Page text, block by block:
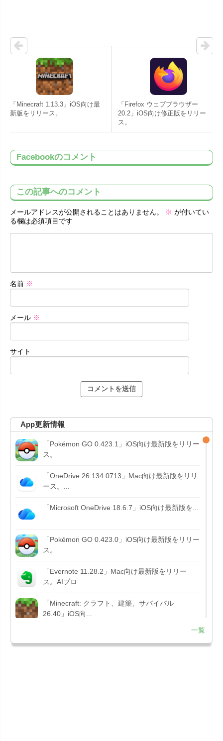
「Minecraft 1.13.3」iOS向け最
新版をリリース。
「Firefox ウェブブラウザー
20.2」iOS向け修正版をリリー
ス。
Facebookのコメント
この記事へのコメント
メールアドレスが公開されることはありません。 ※ が付いてい
る欄は必須項目です
名前 ※
メール ※
サイト
App更新情報
「Pokémon GO 0.423.1」iOS向け最新版をリリー
ス。
「OneDrive 26.134.0713」Mac向け最新版をリリ
ース。...
「Microsoft OneDrive 18.6.7」iOS向け最新版を...
「Pokémon GO 0.423.0」iOS向け最新版をリリー
ス。
「Evernote 11.28.2」Mac向け最新版をリリー
ス。AIプロ...
「Minecraft: クラフト、建築、サバイバル
26.40」iOS向...
151.0.7922....
一覧